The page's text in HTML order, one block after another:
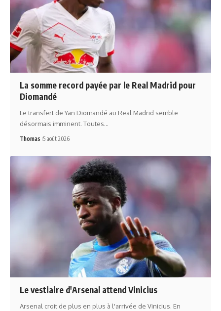
La somme record payée par le Real Madrid pour
Diomandé
Le transfert de Yan Diomandé au Real Madrid semble
désormais imminent. Toutes…
Thomas 5 août 2026
Le vestiaire d'Arsenal attend Vinicius
Arsenal croit de plus en plus à l'arrivée de Vinicius. En